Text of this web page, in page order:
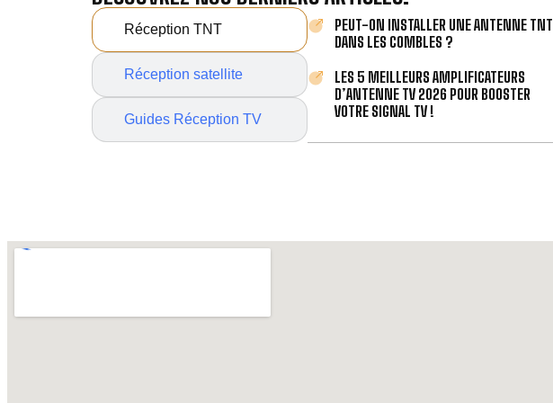
Réception TNT
Réception satellite
Guides Réception TV
PEUT-ON INSTALLER UNE ANTENNE TNT
DANS LES COMBLES ?
LES 5 MEILLEURS AMPLIFICATEURS
D’ANTENNE TV 2026 POUR BOOSTER
VOTRE SIGNAL TV !